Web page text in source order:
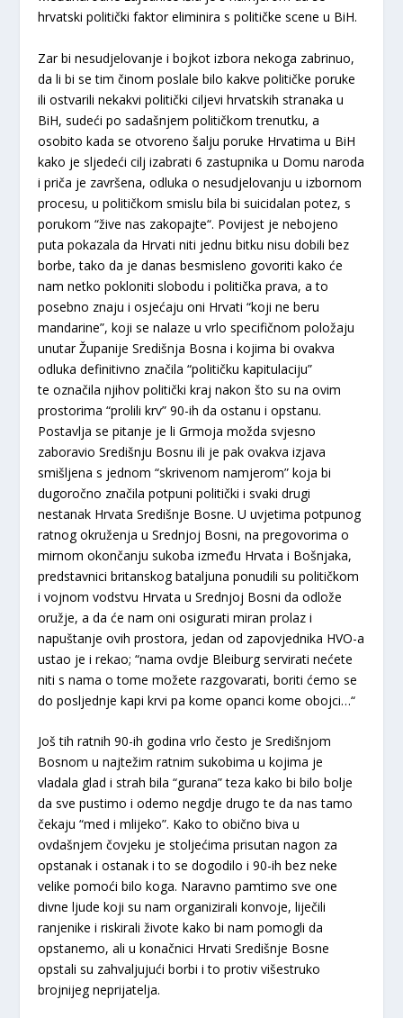
hrvatski politički faktor eliminira s političke scene u BiH.
Zar bi nesudjelovanje i bojkot izbora nekoga zabrinuo,
da li bi se tim činom poslale bilo kakve političke poruke
ili ostvarili nekakvi politički ciljevi hrvatskih stranaka u
BiH, sudeći po sadašnjem političkom trenutku, a
osobito kada se otvoreno šalju poruke Hrvatima u BiH
kako je sljedeći cilj izabrati 6 zastupnika u Domu naroda
i priča je završena, odluka o nesudjelovanju u izbornom
procesu, u političkom smislu bila bi suicidalan potez, s
porukom “žive nas zakopajte“. Povijest je nebojeno
puta pokazala da Hrvati niti jednu bitku nisu dobili bez
borbe, tako da je danas besmisleno govoriti kako će
nam netko pokloniti slobodu i politička prava, a to
posebno znaju i osjećaju oni Hrvati “koji ne beru
mandarine”, koji se nalaze u vrlo specifičnom položaju
unutar Županije Središnja Bosna i kojima bi ovakva
odluka definitivno značila “političku kapitulaciju”
te označila njihov politički kraj nakon što su na ovim
prostorima “prolili krv” 90-ih da ostanu i opstanu.
Postavlja se pitanje je li Grmoja možda svjesno
zaboravio Središnju Bosnu ili je pak ovakva izjava
smišljena s jednom “skrivenom namjerom” koja bi
dugoročno značila potpuni politički i svaki drugi
nestanak Hrvata Središnje Bosne. U uvjetima potpunog
ratnog okruženja u Srednjoj Bosni, na pregovorima o
mirnom okončanju sukoba između Hrvata i Bošnjaka,
predstavnici britanskog bataljuna ponudili su političkom
i vojnom vodstvu Hrvata u Srednjoj Bosni da odlože
oružje, a da će nam oni osigurati miran prolaz i
napuštanje ovih prostora, jedan od zapovjednika HVO-a
ustao je i rekao; “nama ovdje Bleiburg servirati nećete
niti s nama o tome možete razgovarati, boriti ćemo se
do posljednje kapi krvi pa kome opanci kome obojci…“
Još tih ratnih 90-ih godina vrlo često je Središnjom
Bosnom u najtežim ratnim sukobima u kojima je
vladala glad i strah bila “gurana” teza kako bi bilo bolje
da sve pustimo i odemo negdje drugo te da nas tamo
čekaju “med i mlijeko”. Kako to obično biva u
ovdašnjem čovjeku je stoljećima prisutan nagon za
opstanak i ostanak i to se dogodilo i 90-ih bez neke
velike pomoći bilo koga. Naravno pamtimo sve one
divne ljude koji su nam organizirali konvoje, liječili
ranjenike i riskirali živote kako bi nam pomogli da
opstanemo, ali u konačnici Hrvati Središnje Bosne
opstali su zahvaljujući borbi i to protiv višestruko
brojnijeg neprijatelja.